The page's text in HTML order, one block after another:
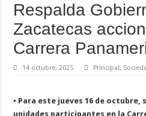
Respalda
Zacatecas
Carrera
14 octubre, 2025 Principal,
▪ Para este jueves 16 de octubre,
unidades participantes en la